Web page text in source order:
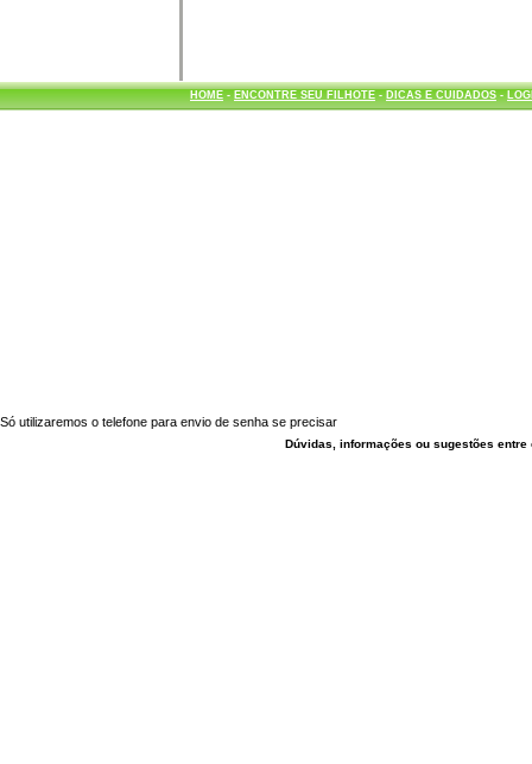
HOME- ENCONTRE SEU FILHOTE- DICAS E CUIDADOS-
Só utilizaremos o telefone para envio de senha se precisar
Dúvidas, informações ou sugestões